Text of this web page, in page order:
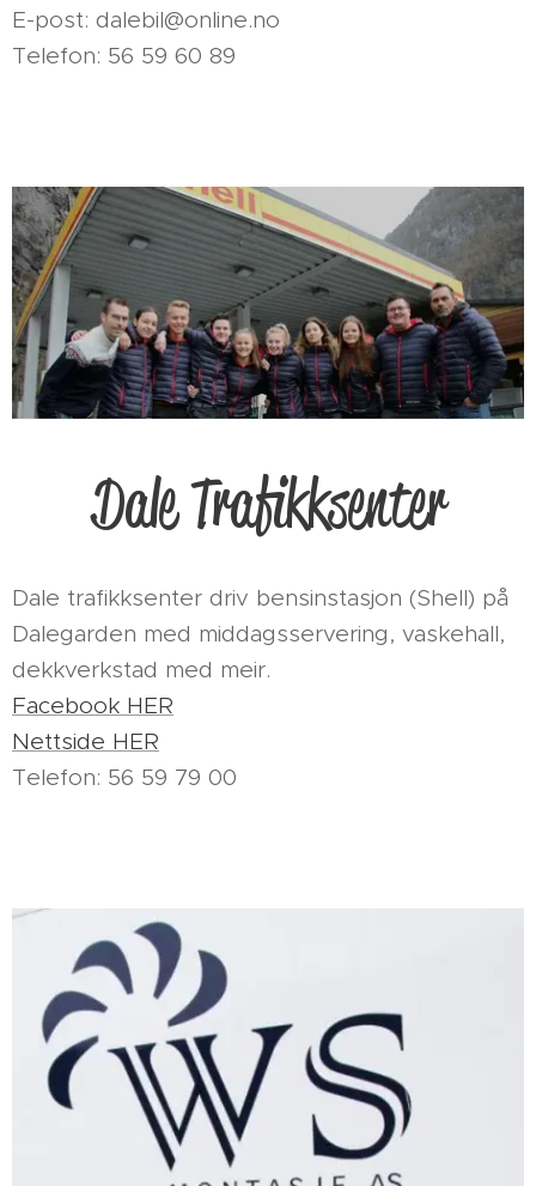
E-post: dalebil@online.no
Telefon: 56 59 60 89
Dale Trafikksenter
Dale trafikksenter driv bensinstasjon (Shell) på
Dalegarden med middagsservering, vaskehall,
dekkverkstad med meir.
Facebook HER
Nettside HER
Telefon: 56 59 79 00